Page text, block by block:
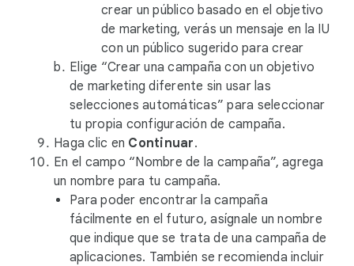
crear un público basado en el objetivo
de marketing, verás un mensaje en la IU
con un público sugerido para crear
Elige “Crear una campaña con un objetivo
de marketing diferente sin usar las
selecciones automáticas” para seleccionar
tu propia configuración de campaña.
Haga clic en Continuar.
En el campo “Nombre de la campaña”, agrega
un nombre para tu campaña.
Para poder encontrar la campaña
fácilmente en el futuro, asígnale un nombre
que indique que se trata de una campaña de
aplicaciones. También se recomienda incluir